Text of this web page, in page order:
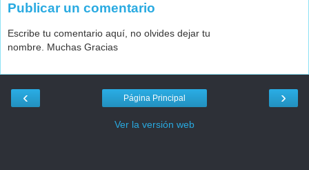
Publicar un comentario
Escribe tu comentario aquí, no olvides dejar tu
nombre. Muchas Gracias
‹ ›
Página Principal
Ver la versión web